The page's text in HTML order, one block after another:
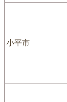
小平市